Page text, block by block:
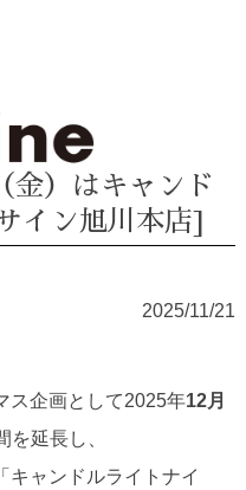
）はキャンド
イン旭川本店]
2025/11/21
ス企画として2025年12月
を延長し、
キャンドルライトナイ